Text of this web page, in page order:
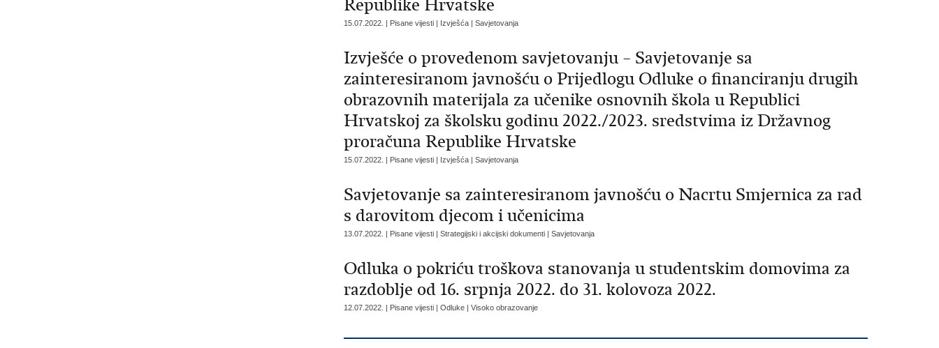
Republike Hrvatske
15.07.2022. | Pisane vijesti | Izvješća | Savjetovanja
Izvješće o provedenom savjetovanju − Savjetovanje sa
zainteresiranom javnošću o Prijedlogu Odluke o financiranju drugih
obrazovnih materijala za učenike osnovnih škola u Republici
Hrvatskoj za školsku godinu 2022./2023. sredstvima iz Državnog
proračuna Republike Hrvatske
15.07.2022. | Pisane vijesti | Izvješća | Savjetovanja
Savjetovanje sa zainteresiranom javnošću o Nacrtu Smjernica za rad
s darovitom djecom i učenicima
13.07.2022. | Pisane vijesti | Strategijski i akcijski dokumenti | Savjetovanja
Odluka o pokriću troškova stanovanja u studentskim domovima za
razdoblje od 16. srpnja 2022. do 31. kolovoza 2022.
12.07.2022. | Pisane vijesti | Odluke | Visoko obrazovanje